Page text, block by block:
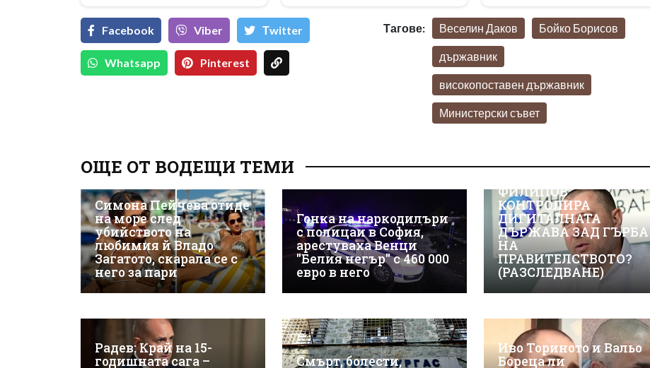
Facebook Viber Тwitter
Whatsapp Pinterest
Тагове: Веселин Даков Бойко Борисов
държавник
високопоставен държавник
Министерски съвет
ОЩЕ ОТ ВОДЕЩИ ТЕМИ
Симона Пейчева отиде
на море след
убийството на
любимия й Владо
Загатото, скарала се с
него за пари
Гонка на наркодилъри
с полицаи в София,
арестуваха Венци
"Белия негър" с 460 000
евро в него
ФИЛИПОВ
КОНТРОЛИРА
ДИГИТАЛНАТА
ДЪРЖАВА ЗАД ГЪРБА
НА
ПРАВИТЕЛСТВОТО?
(РАЗСЛЕДВАНЕ)
Радев: Край на 15-
годишната сага –
Смърт, болести,
Иво Ториното и Вальо
Бореца ли